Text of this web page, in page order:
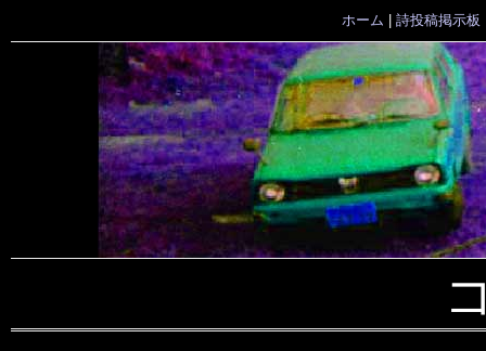
ホーム 詩投稿掲示板